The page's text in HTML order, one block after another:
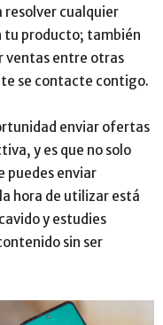
cualquier
tu producto; también
ventas entre otras
se contacte contigo.
enviar ofertas
y es que no solo
puedes enviar
hora de utilizar está
y estudies
sin ser